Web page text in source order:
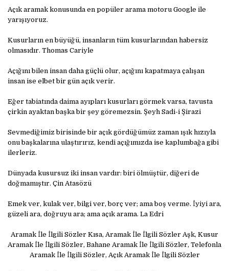
Açık aramak konusunda en popüler arama motoru Google ile
yarışıyoruz.
Kusurların en büyüğü, insanların tüm kusurlarından habersiz
olmasıdır. Thomas Cariyle
Açığını bilen insan daha güçlü olur, açığını kapatmaya çalışan
insan ise elbet bir gün açık verir.
Eğer tabiatında daima ayıpları kusurları görmek varsa, tavusta
çirkin ayaktan başka bir şey göremezsin. Şeyh Sadi-i Şirazi
Sevmediğimiz birisinde bir açık gördüğümüz zaman ışık hızıyla
onu başkalarına ulaştırırız, kendi açığımızda ise kaplumbağa gibi
ilerleriz.
Dünyada kusursuz iki insan vardır: biri ölmüştür, diğeri de
doğmamıştır. Çin Atasözü
Emek ver, kulak ver, bilgi ver, borç ver; ama boş verme. İyiyi ara,
güzeli ara, doğruyu ara; ama açık arama. La Edri
Aramak İle İlgili Sözler Kısa, Aramak İle İlgili Sözler Aşk, Kusur
Aramak İle İlgili Sözler, Bahane Aramak İle İlgili Sözler, Telefonla
Aramak İle İlgili Sözler, Açık Aramak İle İlgili Sözler